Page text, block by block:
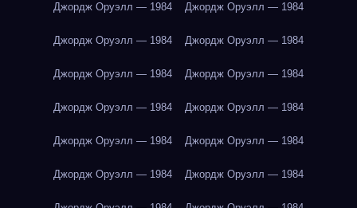
Джордж Оруэлл — 1984 Джордж Оруэлл — 1984
Джордж Оруэлл — 1984 Джордж Оруэлл — 1984
Джордж Оруэлл — 1984 Джордж Оруэлл — 1984
Джордж Оруэлл — 1984 Джордж Оруэлл — 1984
Джордж Оруэлл — 1984 Джордж Оруэлл — 1984
Джордж Оруэлл — 1984 Джордж Оруэлл — 1984